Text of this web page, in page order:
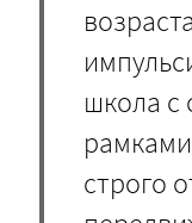
школа с
строго